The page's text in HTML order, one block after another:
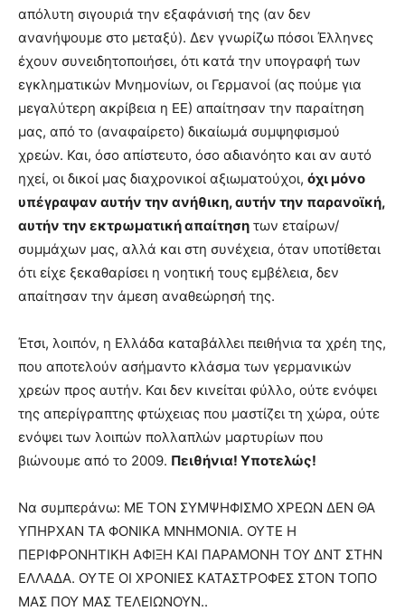
απόλυτη σιγουριά την εξαφάνισή της (αν δεν
ανανήψουμε στο μεταξύ). Δεν γνωρίζω πόσοι Έλληνες
έχουν συνειδητοποιήσει, ότι κατά την υπογραφή των
εγκληματικών Μνημονίων, οι Γερμανοί (ας πούμε για
μεγαλύτερη ακρίβεια η ΕΕ) απαίτησαν την παραίτηση
μας, από το (αναφαίρετο) δικαίωμά συμψηφισμού
χρεών. Και, όσο απίστευτο, όσο αδιανόητο και αν αυτό
ηχεί, οι δικοί μας διαχρονικοί αξιωματούχοι, όχι μόνο
υπέγραψαν αυτήν την ανήθικη, αυτήν την παρανοϊκή,
αυτήν την εκτρωματική απαίτηση των εταίρων/
συμμάχων μας, αλλά και στη συνέχεια, όταν υποτίθεται
ότι είχε ξεκαθαρίσει η νοητική τους εμβέλεια, δεν
απαίτησαν την άμεση αναθεώρησή της.
Έτσι, λοιπόν, η Ελλάδα καταβάλλει πειθήνια τα χρέη της,
που αποτελούν ασήμαντο κλάσμα των γερμανικών
χρεών προς αυτήν. Και δεν κινείται φύλλο, ούτε ενόψει
της απερίγραπτης φτώχειας που μαστίζει τη χώρα, ούτε
ενόψει των λοιπών πολλαπλών μαρτυρίων που
βιώνουμε από το 2009. Πειθήνια! Υποτελώς!
Να συμπεράνω: ΜΕ ΤΟΝ ΣΥΜΨΗΦΙΣΜΟ ΧΡΕΩΝ ΔΕΝ ΘΑ
ΥΠΗΡΧΑΝ ΤΑ ΦΟΝΙΚΑ ΜΝΗΜΟΝΙΑ. ΟΥΤΕ Η
ΠΕΡΙΦΡΟΝΗΤΙΚΗ ΑΦΙΞΗ ΚΑΙ ΠΑΡΑΜΟΝΗ ΤΟΥ ΔΝΤ ΣΤΗΝ
ΕΛΛΑΔΑ. ΟΥΤΕ ΟΙ ΧΡΟΝΙΕΣ ΚΑΤΑΣΤΡΟΦΕΣ ΣΤΟΝ ΤΟΠΟ
ΜΑΣ ΠΟΥ ΜΑΣ ΤΕΛΕΙΩΝΟΥΝ..